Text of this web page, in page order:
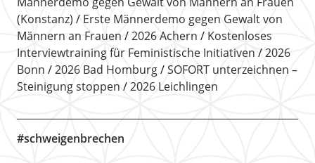
(Konstanz)
Erste Männerdemo gegen Gewalt von
Männern an Frauen
2026 Achern
Kostenloses
Interviewtraining für Feministische Initiativen
2026
Bonn
2026 Bad Homburg
SOFORT unterzeichnen –
Steinigung stoppen
2026 Leichlingen
#schweigenbrechen